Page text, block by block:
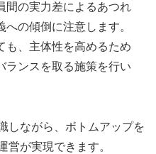
間の実力差によるあつれ
の傾倒に注意します。
も、主体性を高めるため
ランスを取る施策を行い
しながら、ボトムアップを
営が実現できます。